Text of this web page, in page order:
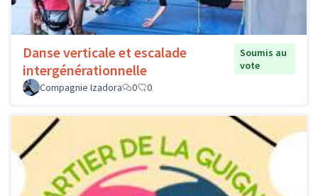
Danse verticale et escalade
intergénérationnelle
Soumis au
vote
Compagnie Izadora
0 0